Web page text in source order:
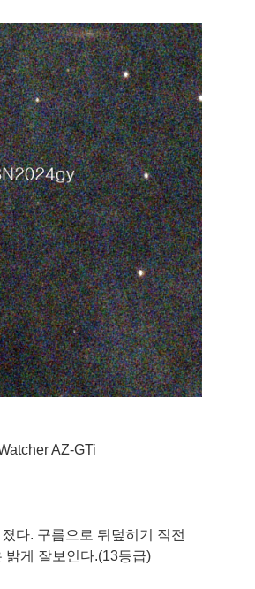
AZ-GTi
다. 구름으로 뒤덮히기 직전
밝게 잘보인다.(13등급)